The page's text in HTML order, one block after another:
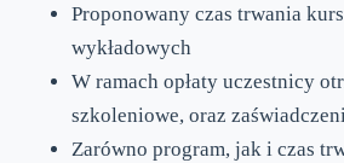
Proponowany czas trwania
wykładowych
W ramach opłaty uczestnicy
szkoleniowe, oraz
Zarówno program, jak i czas